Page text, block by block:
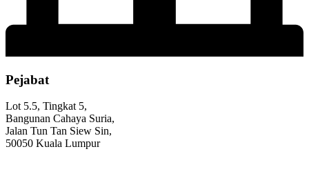
Pejabat
Lot 5.5, Tingkat 5,
Bangunan Cahaya Suria,
Jalan Tun Tan Siew Sin,
50050 Kuala Lumpur